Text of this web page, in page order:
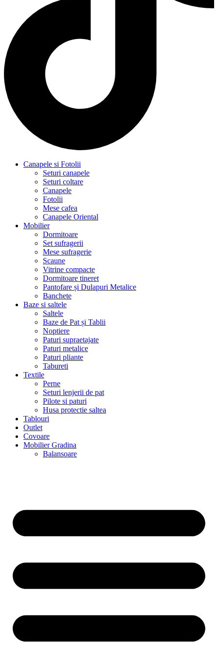
Canapele si Fotolii
Seturi canapele
Seturi coltare
Canapele
Fotolii
Mese cafea
Canapele Oriental
Mobilier
Dormitoare
Set sufragerii
Mese sufragerie
Scaune
Vitrine compacte
Dormitoare tineret
Pantofare și Dulapuri Metalice
Banchete
Baze si saltele
Saltele
Baze de Pat și Tablii
Noptiere
Paturi supraetajate
Paturi metalice
Paturi pliante
Tabureti
Textile
Perne
Seturi lenjerii de pat
Pilote si paturi
Husa protectie saltea
Tablouri
Outlet
Covoare
Mobilier Gradina
Balansoare